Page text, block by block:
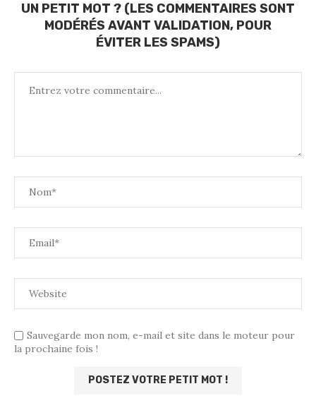
UN PETIT MOT ? (LES COMMENTAIRES SONT
MODÉRÉS AVANT VALIDATION, POUR
ÉVITER LES SPAMS)
Sauvegarde mon nom, e-mail et site dans le moteur pour
la prochaine fois !